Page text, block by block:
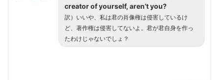
creator of yourself, aren’t you?
訳）いいや、私は君の肖像権は侵害しているけ
ど、著作権は侵害してないよ。君が君自身を作っ
たわけじゃないでしょ？